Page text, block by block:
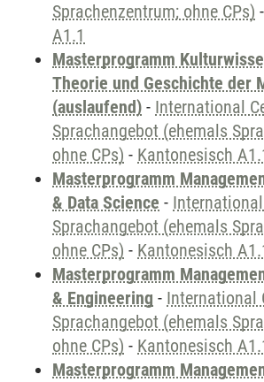
Sprachenzentrum; ohne CPs) -
A1.1
Masterprogramm
Theorie und Geschichte der
(auslaufend) - International
Sprachangebot (ehemals
ohne CPs) - Kantonesisch
Masterprogramm
& Data Science -
Sprachangebot (ehemals
ohne CPs) - Kantonesisch
Masterprogramm
& Engineering - International
Sprachangebot (ehemals
ohne CPs) - Kantonesisch
Masterprogramm